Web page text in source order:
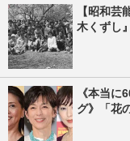
【昭和
木くずし
《本当
グ》「花